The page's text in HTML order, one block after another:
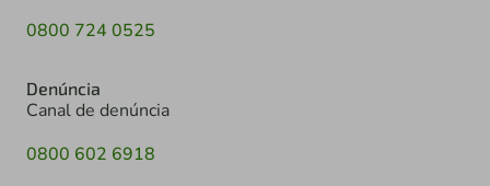
0800 724 0525
Denúncia
Canal de denúncia
0800 602 6918